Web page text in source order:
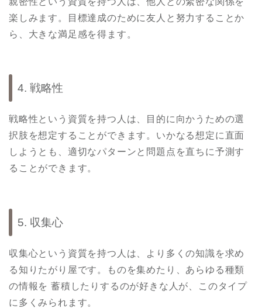
楽しみます。目標達成のために友人と努力することか
ら、大きな満足感を得ます。
4. 戦略性
戦略性という資質を持つ人は、目的に向かうための選
択肢を想定することができます。いかなる想定に直面
しようとも、適切なパターンと問題点を直ちに予測す
ることができます。
5. 収集心
収集心という資質を持つ人は、より多くの知識を求め
る知りたがり屋です。ものを集めたり、あらゆる種類
の情報を 蓄積したりするのが好きな人が、このタイプ
に多くみられます。